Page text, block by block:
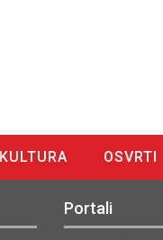
KULTURA OSVRTI
Portali